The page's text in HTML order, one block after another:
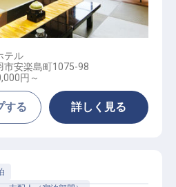
テル
市安楽島町1075-98
円～
する 詳しく見る